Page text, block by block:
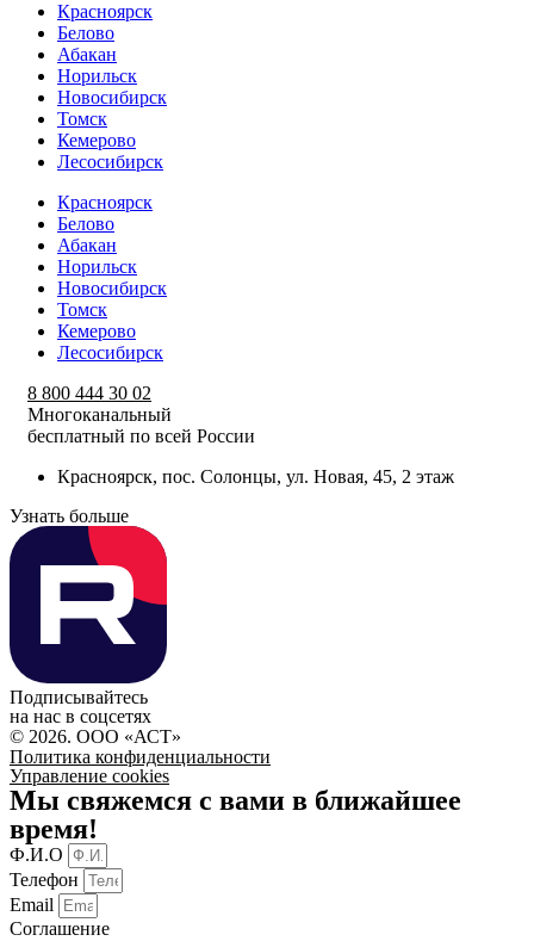
Красноярск
Белово
Абакан
Норильск
Новосибирск
Томск
Кемерово
Лесосибирск
Красноярск
Белово
Абакан
Норильск
Новосибирск
Томск
Кемерово
Лесосибирск
8 800 444 30 02
Многоканальный
бесплатный по всей России
Красноярск, пос. Солонцы, ул. Новая, 45, 2 этаж
Узнать больше
Подписывайтесь
на нас в соцсетях
© 2026. ООО «АСТ»
Политика конфиденциальности
Управление cookies
Мы свяжемся с вами в ближайшее
время!
Ф.И.О
Телефон
Email
Соглашение